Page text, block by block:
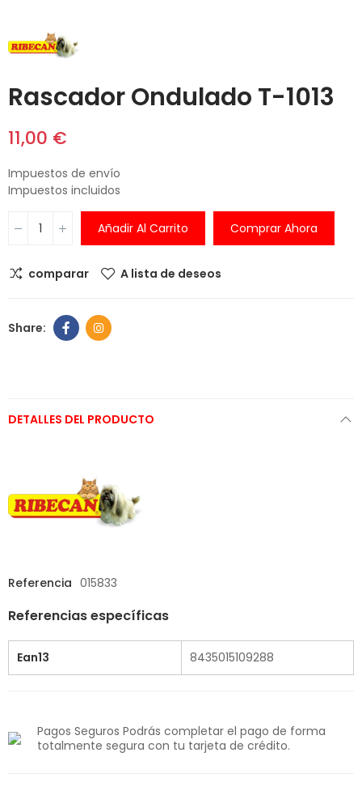
Rascador Ondulado T-1013
11,00 €
Impuestos de envío
Impuestos incluidos
Añadir Al Carrito Comprar Ahora
comparar A lista de deseos
DETALLES DEL PRODUCTO
Referencia 015833
Referencias específicas
Ean13 8435015109288
Pagos Seguros Podrás completar el pago de forma
totalmente segura con tu tarjeta de crédito.